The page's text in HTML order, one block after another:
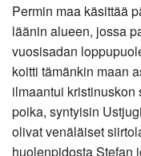
Permin maa käsittää
läänin alueen, jossa
vuosisadan
koitti tämänkin maan
ilmaantui
poika, syntyisin
olivat venäläiset
huolenpidosta Stefan